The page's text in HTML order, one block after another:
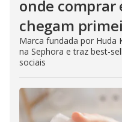
onde comprar
chegam
Marca fundada por Huda
na Sephora e traz best-
sociais